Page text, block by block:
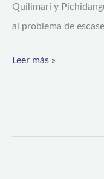
Quilimarí y
al problema de
Leer más »